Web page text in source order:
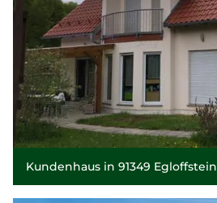
Kundenhaus in 91349 Egloffstein